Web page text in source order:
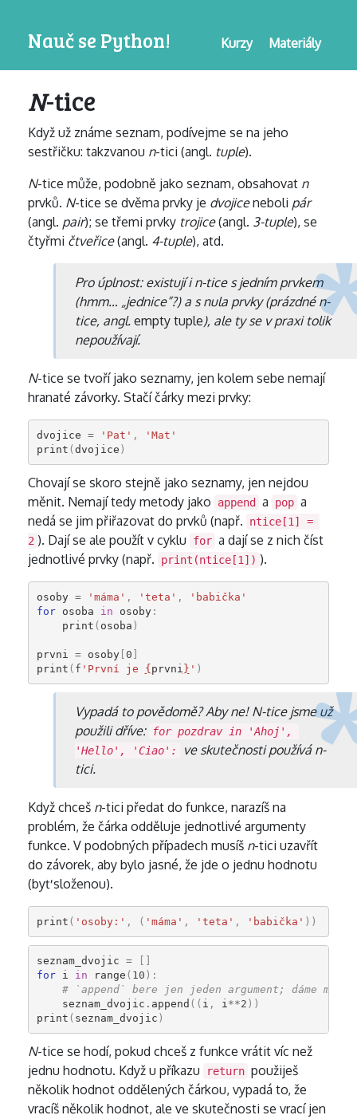
Nauč se Python! Materiály
Kurzy
N-tice
Když už známe seznam, podívejme se na jeho
sestřičku: takzvanou n-tici (angl. tuple).
N-tice může, podobně jako seznam, obsahovat n
prvků. N-tice se dvěma prvky je dvojiceneboli pár
(angl. pair); se třemi prvky trojice(angl. 3-tuple), se
čtyřmi čtveřice(angl. 4-tuple), atd.
Pro úplnost: existují in-tice s jedním prvkem
(hmm… „jednice”?) a s nula prvky (prázdnén-
tice, angl. empty tuple), ale ty se v praxi tolik
nepoužívají.
N-tice se tvoří jako seznamy, jen kolem sebe nemají
hranaté závorky. Stačí čárky mezi prvky:
dvojice = 'Pat' ,
'Mat'
print (dvojice )
Chovají se skoro stejně jako seznamy, jen nejdou
měnit. Nemají tedy metody jako
append a pop a
nedá se jim přiřazovat do prvků (např.
ntice[1] =
2 ). Dají se ale použít v cyklu for a dají se z nich číst
jednotlivé prvky (např.
print(ntice[1]) ).
osoby = 'máma' , 'teta' ,
'babička'
for
osoba in osoby:
print ( osoba )
prvni = osoby[0 ]
print ( f 'První je {prvni } ' )
Vypadá to povědomě? Aby ne! N-tice jsme už
použili dříve: for pozdrav in 'Ahoj',
'Hello', 'Ciao':
ve skutečnosti používá n-
tici.
Když chceš n-tici předat do funkce, narazíš na
problém, že čárka odděluje jednotlivé argumenty
funkce. V podobných případech musíš n-tici uzavřít
do závorek, aby bylo jasné, že jde o jednu hodnotu
(byť složenou).
print ( 'osoby:' , ( 'máma' , 'teta' , 'babička' ))
seznam_dvojic =
[]
for
i in range ( 10 ):
# `append` bere jen jeden argument; dáme mu
seznam_dvojic . append (( i , i **2 ))
print ( seznam_dvojic )
N-tice se hodí, pokud chceš z funkce vrátit víc než
jednu hodnotu. Když u příkazu
return použiješ
několik hodnot oddělených čárkou, vypadá to, že
vracíš několik hodnot, ale ve skutečnosti se vrací jen